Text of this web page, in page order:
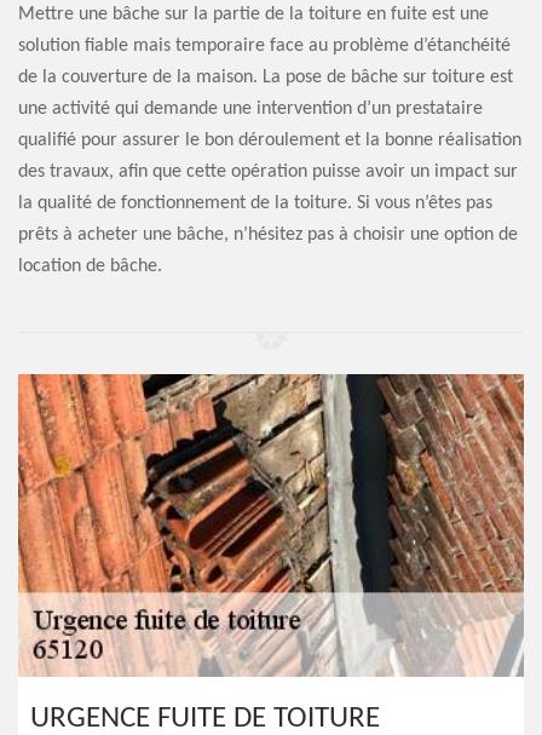
Mettre une bâche sur la partie de la toiture en fuite est une
solution fiable mais temporaire face au problème d’étanchéité
de la couverture de la maison. La pose de bâche sur toiture est
une activité qui demande une intervention d’un prestataire
qualifié pour assurer le bon déroulement et la bonne réalisation
des travaux, afin que cette opération puisse avoir un impact sur
la qualité de fonctionnement de la toiture. Si vous n’êtes pas
prêts à acheter une bâche, n’hésitez pas à choisir une option de
location de bâche.
URGENCE FUITE DE TOITURE